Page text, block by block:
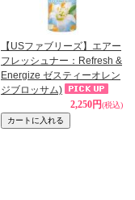
【USファブリーズ】エアー
フレッシュナー：Refresh &
Energize ゼスティーオレン
ジブロッサム)
2,250円(税込)